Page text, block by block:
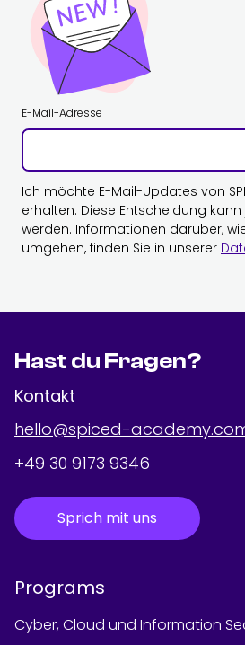
E-Mail-Adresse
Ich möchte E-Mail-Updates von
erhalten. Diese Entscheidung
werden. Informationen darüber,
umgehen, finden Sie in unserer
Hast du Fragen?
Kontakt
hello@spiced-
+49 30 9173 9346
Sprich mit uns
Programs
Cyber, Cloud und Information